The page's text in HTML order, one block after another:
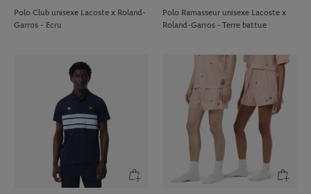
Polo Club unisexe Lacoste x Roland-
Garros - Ecru
Polo Ramasseur unisexe Lacoste x
Roland-Garros - Terre battue